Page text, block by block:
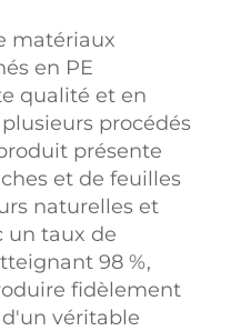
matériaux
en PE
qualité et en
procédés
présente
et de feuilles
naturelles et
un taux de
98 %,
fidèlement
véritable